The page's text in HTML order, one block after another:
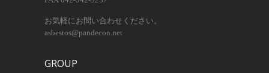
お気軽にお問い合わせください。
asbestos@pandecon.net
GROUP